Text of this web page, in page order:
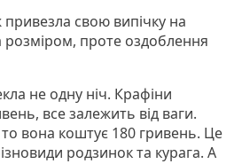
свою випічку на
розміром, проте оздоблення
не одну ніч. Крафіни
все залежить від ваги.
вона коштує 180 гривень. Це
родзинок та курага. А